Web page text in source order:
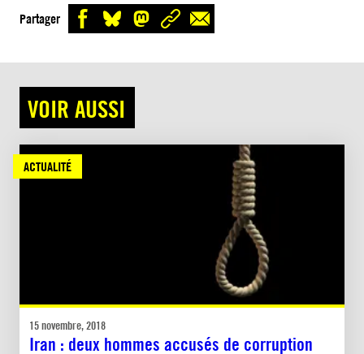
Partager
VOIR AUSSI
ACTUALITÉ
15 novembre, 2018
Iran : deux hommes accusés de corruption